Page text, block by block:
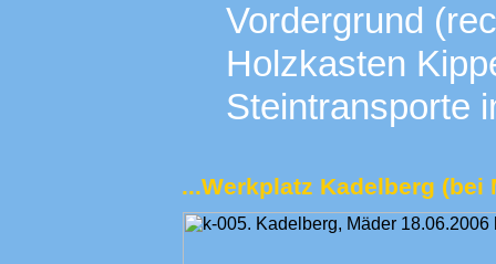
Vordergrund
Holzkasten
Steintransporte
...Werkplatz Kadelberg (bei